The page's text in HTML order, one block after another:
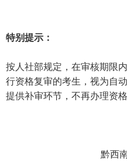
特别提示：
按人社部规定，在审核期限
行资格复审的考生，视为自
提供补审环节，不再办理资
黔西南州人才服